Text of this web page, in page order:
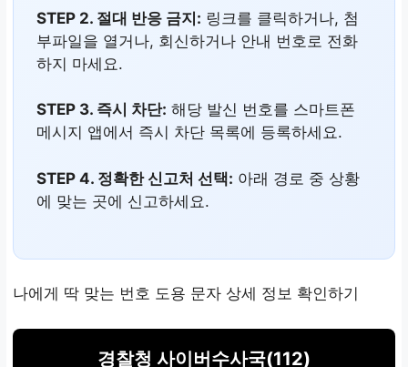
STEP 2. 절대 반응 금지: 링크를 클릭하거나, 첨
부파일을 열거나, 회신하거나 안내 번호로 전화
하지 마세요.
STEP 3. 즉시 차단: 해당 발신 번호를 스마트폰
메시지 앱에서 즉시 차단 목록에 등록하세요.
STEP 4. 정확한 신고처 선택: 아래 경로 중 상황
에 맞는 곳에 신고하세요.
나에게 딱 맞는 번호 도용 문자 상세 정보 확인하기
경찰청 사이버수사국(112)